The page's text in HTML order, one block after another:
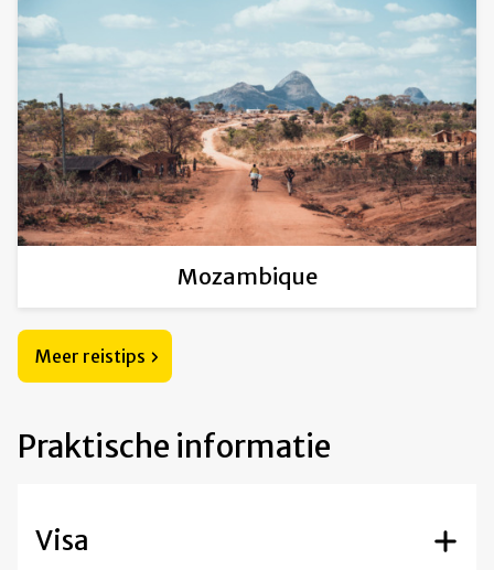
Mozambique
Meer reistips
Praktische informatie
Visa